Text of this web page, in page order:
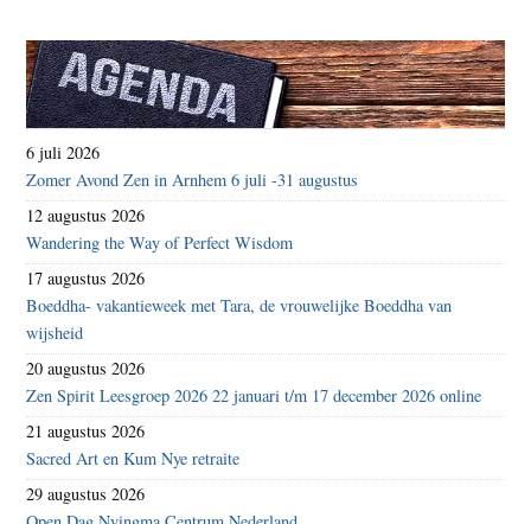
6 juli 2026
Zomer Avond Zen in Arnhem 6 juli -31 augustus
12 augustus 2026
Wandering the Way of Perfect Wisdom
17 augustus 2026
Boeddha- vakantieweek met Tara, de vrouwelijke Boeddha van
wijsheid
20 augustus 2026
Zen Spirit Leesgroep 2026 22 januari t/m 17 december 2026 online
21 augustus 2026
Sacred Art en Kum Nye retraite
29 augustus 2026